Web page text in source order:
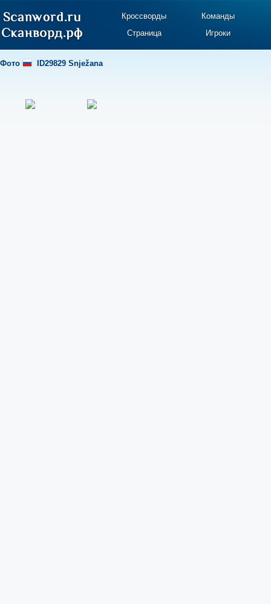
Кроссворды
Команды
Страница
Игроки
Фото ID29829 Snježana